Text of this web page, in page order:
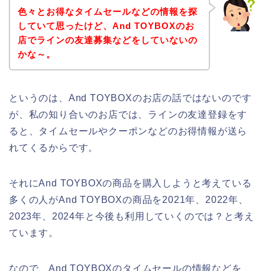
色々とお得なタイムセールなどの情報を探
していて思ったけど、And TOYBOXのお
店でラインの友達募集などをしていないの
かな～。
というのは、And TOYBOXのお店の話ではないのです
が、私の知り合いのお店では、ラインの友達登録をす
ると、タイムセールやクーポンなどのお得情報が送ら
れてくるからです。
それにAnd TOYBOXの商品を購入しようと考えている
多くの人がAnd TOYBOXの商品を2021年、2022年、
2023年、2024年と今後も利用していくのでは？と考え
ています。
なので、And TOYBOXのタイムセールの情報などを